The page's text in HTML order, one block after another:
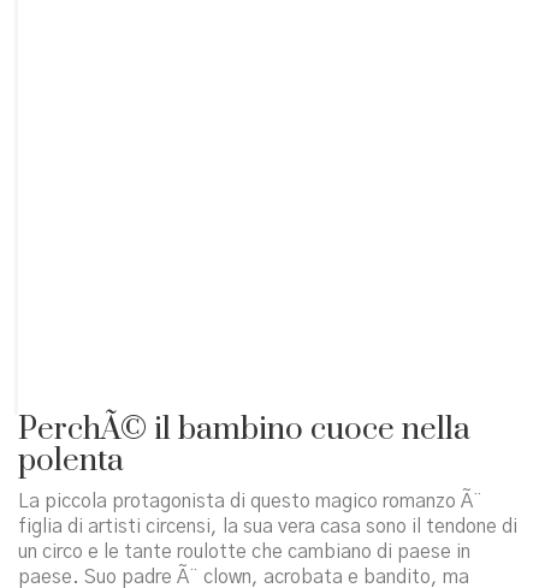
PerchÃ© il bambino cuoce nella
polenta
La piccola protagonista di questo magico romanzo Ã¨
figlia di artisti circensi, la sua vera casa sono il tendone di
un circo e le tante roulotte che cambiano di paese in
paese. Suo padre Ã¨ clown, acrobata e bandito, ma